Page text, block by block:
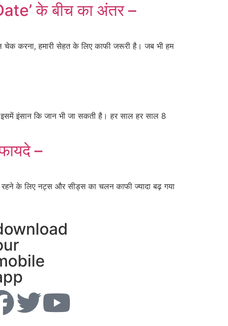
के बीच का अंतर –
करना, हमारी सेहत के लिए काफी जरूरी है। जब भी हम
इंसान कि जान भी जा सकती है। हर साल हर साल 8
–
के लिए नट्स और सीड्स का चलन काफी ज्यादा बढ़ गया